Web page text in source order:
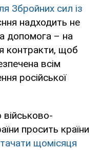
Збройних сил із
надходить не
допомога – на
контракти, щоб
всім
російської
просить країни
щомісяця